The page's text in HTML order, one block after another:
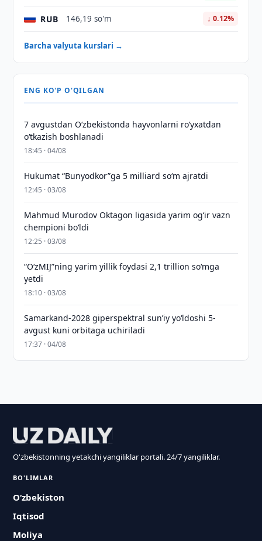
RUB 146,19 so'm ↓ 0.12%
Barcha valyuta kurslari →
ENG KO'P O'QILGAN
7 avgustdan O‘zbekistonda hayvonlarni ro‘yxatdan
o‘tkazish boshlanadi
18:45 · 04/08
Hukumat “Bunyodkor”ga 5 milliard so‘m ajratdi
12:45 · 03/08
Mahmud Murodov Oktagon ligasida yarim og‘ir vazn
chempioni bo‘ldi
12:25 · 03/08
“O‘zMIJ”ning yarim yillik foydasi 2,1 trillion so‘mga
yetdi
18:10 · 03/08
Samarkand-2028 giperspektral sun’iy yo‘ldoshi 5-
avgust kuni orbitaga uchiriladi
17:37 · 04/08
O'zbekistonning yetakchi yangiliklar portali. 24/7 yangiliklar.
BO'LIMLAR
O‘zbekiston
Iqtisod
Moliya